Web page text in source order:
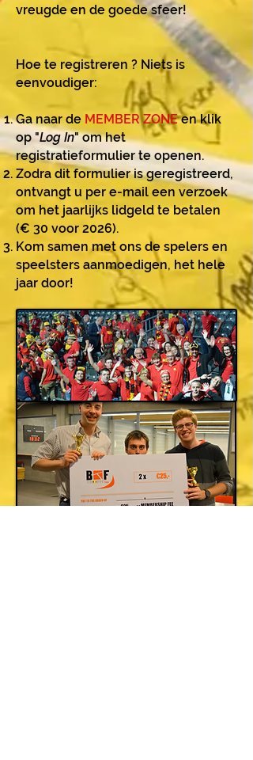
vreugde en de goede sfeer!
Hoe te registreren ? Niets is
eenvoudiger:
Ga naar de MEMBER ZONEen klik
op "Log In" om het
registratieformulier te openen.
Zodra dit formulier is geregistreerd,
ontvangt u per e-mail een verzoek
om het jaarlijks lidgeld te betalen
(€ 30 voor 2026).
Kom samen met ons de spelers en
speelsters aanmoedigen, het hele
jaar door!